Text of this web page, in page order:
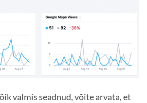
valmis seadnud, võite arvata, et